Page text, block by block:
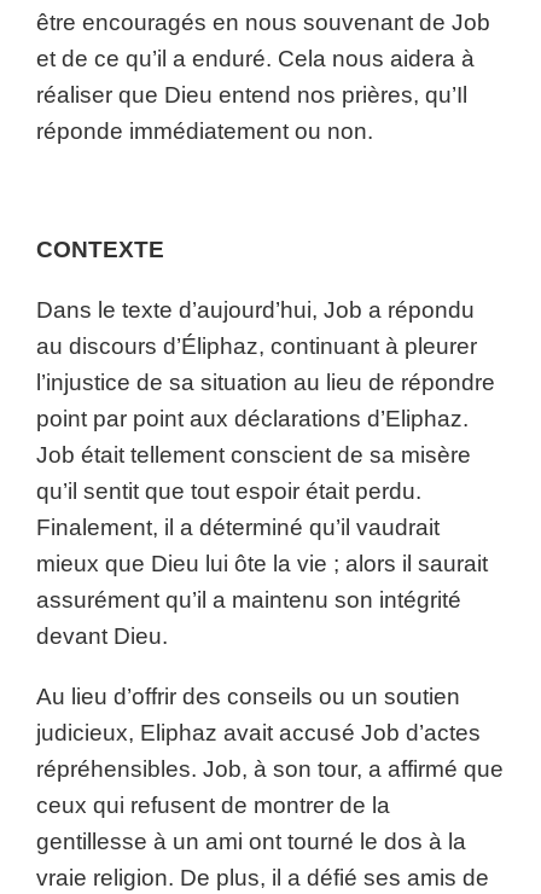
être encouragés en nous souvenant de Job
et de ce qu’il a enduré. Cela nous aidera à
réaliser que Dieu entend nos prières, qu’Il
réponde immédiatement ou non.
CONTEXTE
Dans le texte d’aujourd’hui, Job a répondu
au discours d’Éliphaz, continuant à pleurer
l’injustice de sa situation au lieu de répondre
point par point aux déclarations d’Eliphaz.
Job était tellement conscient de sa misère
qu’il sentit que tout espoir était perdu.
Finalement, il a déterminé qu’il vaudrait
mieux que Dieu lui ôte la vie ; alors il saurait
assurément qu’il a maintenu son intégrité
devant Dieu.
Au lieu d’offrir des conseils ou un soutien
judicieux, Eliphaz avait accusé Job d’actes
répréhensibles. Job, à son tour, a affirmé que
ceux qui refusent de montrer de la
gentillesse à un ami ont tourné le dos à la
vraie religion. De plus, il a défié ses amis de